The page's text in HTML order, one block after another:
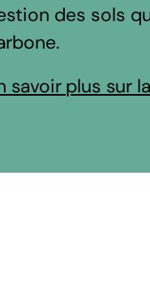
des sols
savoir plus sur